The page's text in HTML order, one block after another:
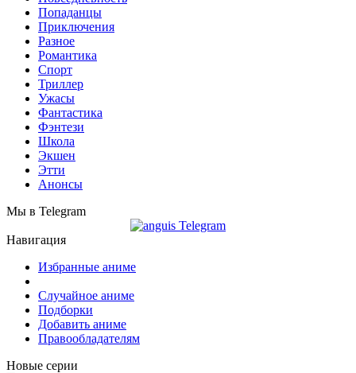
Попаданцы
Приключения
Разное
Романтика
Спорт
Триллер
Ужасы
Фантастика
Фэнтези
Школа
Экшен
Этти
Анонсы
Мы в Telegram
Навигация
Избранные аниме
Случайное аниме
Подборки
Добавить аниме
Правообладателям
Новые серии